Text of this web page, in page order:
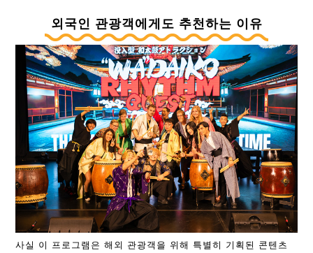
외국인 관광객에게도 추천하는 이유
사실 이 프로그램은 해외 관광객을 위해 특별히 기획된 콘텐츠